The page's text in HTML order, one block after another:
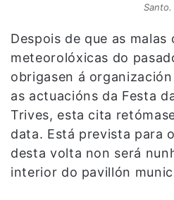
Santo.
Despois de que as malas
meteorolóxicas do
obrigasen á
as actuacións da Festa
Trives, esta cita
data. Está prevista para
desta volta non será
interior do pavillón